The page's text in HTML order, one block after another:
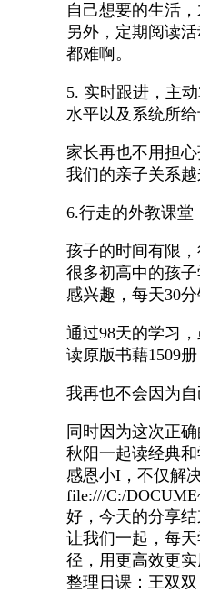
自己想要的生活
另外，定期阅读
都难啊。
5. 实时跟进，主
水平以及系统所给
家长再也不用担
我们的亲子关系越
6.行走的外教课堂
孩子的时间有限
很多初高中的孩
感兴趣，每天30
通过98天的学习
读原版书藉1509
我再也不会因为
同时因为这次正
秋阳一起读经典和
感恩小I，不仅解
file:///C:/
好，今天的分享
让我们一起，每
径，用更高效更
整理日课：王双双